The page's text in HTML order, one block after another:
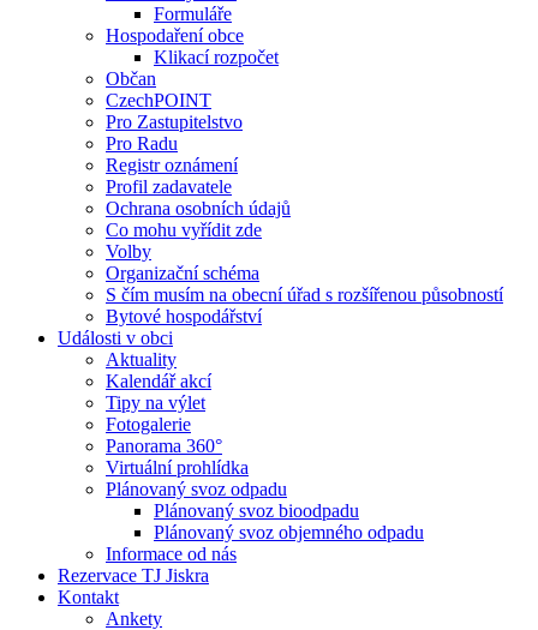
Formuláře
Hospodaření obce
Klikací rozpočet
Občan
CzechPOINT
Pro Zastupitelstvo
Pro Radu
Registr oznámení
Profil zadavatele
Ochrana osobních údajů
Co mohu vyřídit zde
Volby
Organizační schéma
S čím musím na obecní úřad s rozšířenou působností
Bytové hospodářství
Události v obci
Aktuality
Kalendář akcí
Tipy na výlet
Fotogalerie
Panorama 360°
Virtuální prohlídka
Plánovaný svoz odpadu
Plánovaný svoz bioodpadu
Plánovaný svoz objemného odpadu
Informace od nás
Rezervace TJ Jiskra
Kontakt
Ankety